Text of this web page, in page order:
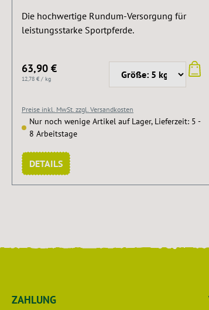
Die hochwertige Rundum-Versorgung für
leistungsstarke Sportpferde.
63,90 €
12,78 € / kg
Preise inkl. MwSt. zzgl. Versandkosten
Nur noch wenige Artikel auf Lager, Lieferzeit: 5 -
8 Arbeitstage
DETAILS
ZAHLUNG